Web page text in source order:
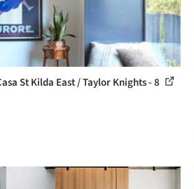
St Kilda East / Taylor Knights - 8